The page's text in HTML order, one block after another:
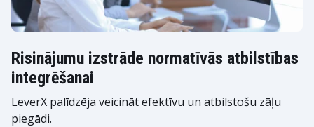
Risinājumu izstrāde normatīvās atbilstības
integrēšanai
LeverX palīdzēja veicināt efektīvu un atbilstošu zāļu
piegādi.